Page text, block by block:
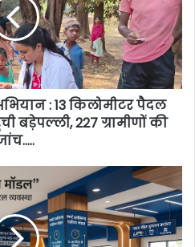
: 13 किलोमीटर पैदल
बड़ेपल्ली, 227 ग्रामीणों की